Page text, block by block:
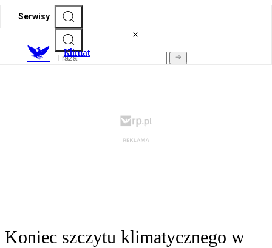
Serwisy
Klimat
Koniec szczytu klimatycznego w